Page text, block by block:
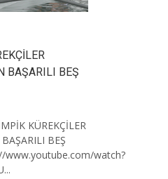
BAŞARILI BEŞ
KÜREKÇİLER
BEŞ
www.youtube.com/watch?